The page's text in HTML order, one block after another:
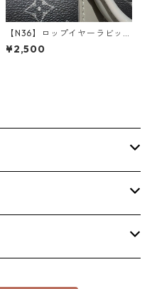
【N36】ロップイヤーラビット
モチーフネックレス**SinSin*
¥2,500